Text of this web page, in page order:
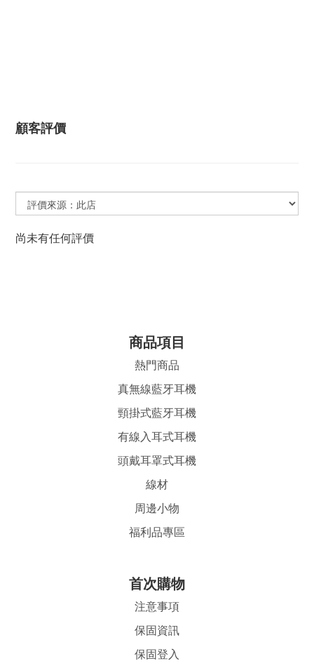
顧客評價
尚未有任何評價
商品項目
熱門商品
真無線藍牙耳機
頸掛式藍牙耳機
有線入耳式耳機
頭戴耳罩式耳機
線材
周邊小物
福利品專區
首次購物
注意事項
保固資訊
保固登入